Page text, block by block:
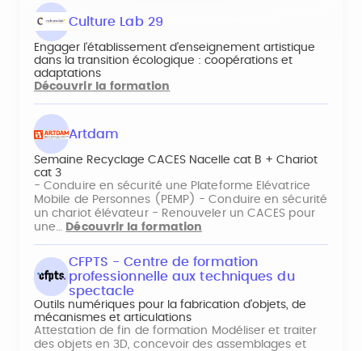
Culture Lab 29
Engager l'établissement d’enseignement artistique
dans la transition écologique : coopérations et
adaptations
Découvrir la formation
Artdam
Semaine Recyclage CACES Nacelle cat B + Chariot
cat 3
- Conduire en sécurité une Plateforme Elévatrice
Mobile de Personnes (PEMP) - Conduire en sécurité
un chariot élévateur - Renouveler un CACES pour
une…
Découvrir la formation
CFPTS - Centre de formation
professionnelle aux techniques du
spectacle
Outils numériques pour la fabrication d'objets, de
mécanismes et articulations
Attestation de fin de formation Modéliser et traiter
des objets en 3D, concevoir des assemblages et